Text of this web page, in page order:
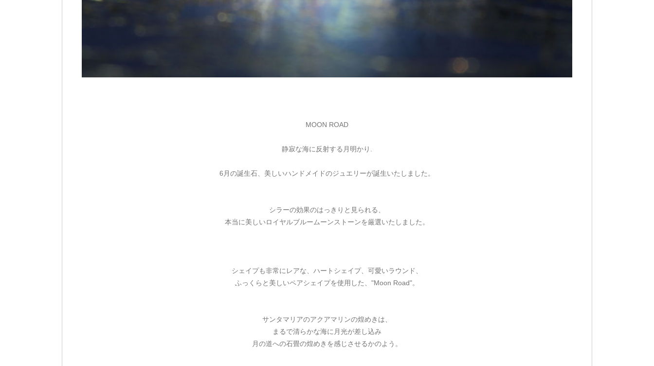
MOON ROAD
静寂な海に反射する月明かり.
6月の誕生石、美しいハンドメイドのジュエリーが誕生いたしました。
シラーの効果のはっきりと見られる、
本当に美しいロイヤルブルームーンストーンを厳選いたしました。
シェイプも非常にレアな、ハートシェイプ、可愛いラウンド、
ふっくらと美しいペアシェイプを使用した、"Moon Road"。
サンタマリアのアクアマリンの煌めきは、
まるで清らかな海に月光が差し込み
月の道への石畳の煌めきを感じさせるかのよう。